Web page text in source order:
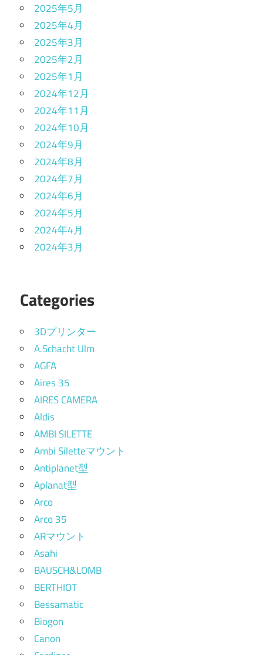
2025年5月
2025年4月
2025年3月
2025年2月
2025年1月
2024年12月
2024年11月
2024年10月
2024年9月
2024年8月
2024年7月
2024年6月
2024年5月
2024年4月
2024年3月
Categories
3Dプリンター
A.Schacht Ulm
AGFA
Aires 35
AIRES CAMERA
Aldis
AMBI SILETTE
Ambi Siletteマウント
Antiplanet型
Aplanat型
Arco
Arco 35
ARマウント
Asahi
BAUSCH&LOMB
BERTHIOT
Bessamatic
Biogon
Canon